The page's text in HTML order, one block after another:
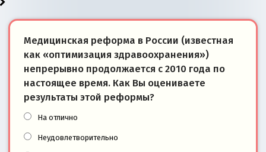
Медицинская реформа в России (известная
как «оптимизация здравоохранения»)
непрерывно продолжается с 2010 года по
настоящее время. Как Вы оцениваете
результаты этой реформы?
На отлично
Неудовлетворительно